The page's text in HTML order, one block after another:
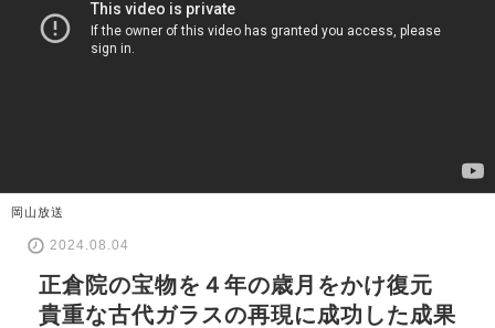
岡山放送
2024.08.04
正倉院の宝物を４年の歳月をかけ復元
貴重な古代ガラスの再現に成功した成果